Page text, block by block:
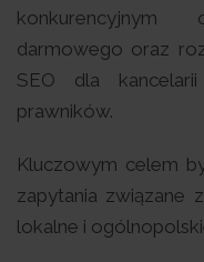
darmowego oraz
SEO dla
prawników.
Kluczowym celem
zapytania związane
lokalne i